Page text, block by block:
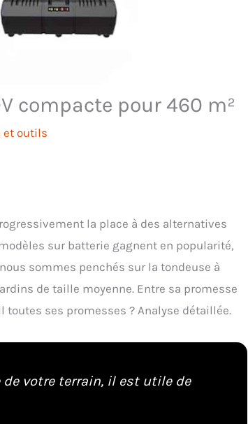
compacte pour 460 m²
et outils
la place à des alternatives
sur batterie gagnent en popularité,
sommes penchés sur la tondeuse à
de taille moyenne. Entre sa promesse
ses promesses ? Analyse détaillée.
votre terrain, il est utile de